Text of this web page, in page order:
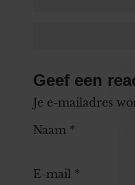
Geef een
Je e-mailadres
Naam *
E-mail *